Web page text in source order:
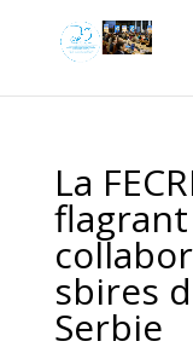
La
sbires
Serbie